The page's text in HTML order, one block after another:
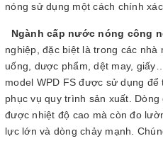
nóng sử dụng một cách chính
Ngành cấp nước nóng công
nghiệp, đặc biệt là trong các nhà
uống, dược phẩm, dệt may,
model WPD FS được sử dụng
phục vụ quy trình sản xuất.
được nhiệt độ cao mà còn đo
lực lớn và dòng chảy mạnh.